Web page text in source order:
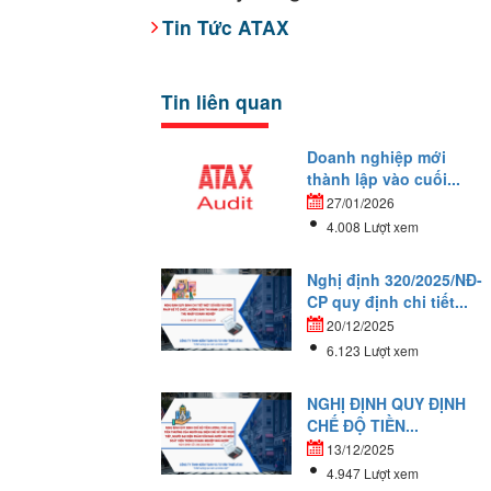
Tin Tức ATAX
Tin liên quan
Doanh nghiệp mới
thành lập vào cuối...
27/01/2026
4.008 Lượt xem
Nghị định 320/2025/NĐ-
CP quy định chi tiết...
20/12/2025
6.123 Lượt xem
NGHỊ ĐỊNH QUY ĐỊNH
CHẾ ĐỘ TIỀN...
13/12/2025
4.947 Lượt xem